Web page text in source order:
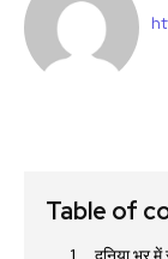
Table of